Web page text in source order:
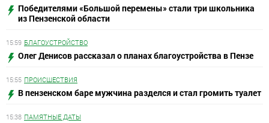
Победителями «Большой перемены» стали три школьника
из Пензенской области
15:59 БЛАГОУСТРОЙСТВО
Олег Денисов рассказал о планах благоустройства в Пензе
15:55 ПРОИСШЕСТВИЯ
В пензенском баре мужчина разделся и стал громить туалет
15:38 ПАМЯТНЫЕ ДАТЫ